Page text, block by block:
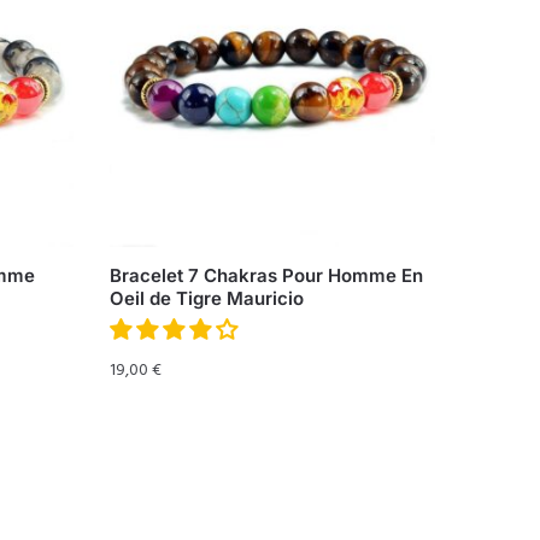
Bracelet 7 Chakras Pour Homme En
Oeil de Tigre Mauricio
19,00€